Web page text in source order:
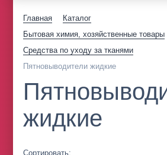
Главная
Каталог
Бытовая химия, хозяйственные товары
Средства по уходу за тканями
Пятновыводители жидкие
жидкие
Сортировать: